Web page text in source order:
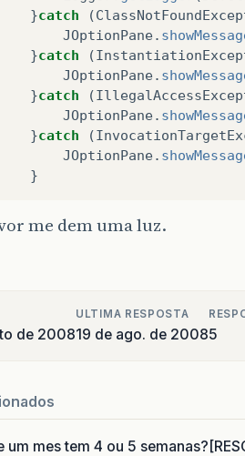
}catch (
JOptionPane.
}catch (
JOptionPane.
}catch (
JOptionPane.
}catch (
JOptionPane.
}
me dem uma luz.
de 2008
ULTIMA RESPOSTA
19 de ago. de 20085
um mes tem 4 ou 5